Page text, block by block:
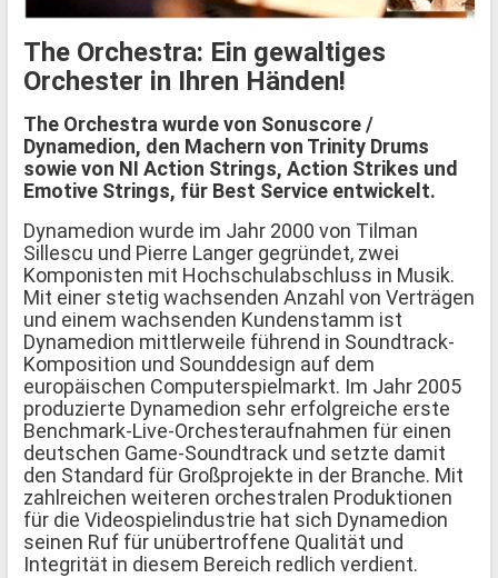
The Orchestra: Ein gewaltiges
Orchester in Ihren Händen!
The Orchestra wurde von Sonuscore /
Dynamedion, den Machern von Trinity Drums
sowie von NI Action Strings, Action Strikes und
Emotive Strings, für Best Service entwickelt.
Dynamedion wurde im Jahr 2000 von Tilman
Sillescu und Pierre Langer gegründet, zwei
Komponisten mit Hochschulabschluss in Musik.
Mit einer stetig wachsenden Anzahl von Verträgen
und einem wachsenden Kundenstamm ist
Dynamedion mittlerweile führend in Soundtrack-
Komposition und Sounddesign auf dem
europäischen Computerspielmarkt. Im Jahr 2005
produzierte Dynamedion sehr erfolgreiche erste
Benchmark-Live-Orchesteraufnahmen für einen
deutschen Game-Soundtrack und setzte damit
den Standard für Großprojekte in der Branche. Mit
zahlreichen weiteren orchestralen Produktionen
für die Videospielindustrie hat sich Dynamedion
seinen Ruf für unübertroffene Qualität und
Integrität in diesem Bereich redlich verdient.